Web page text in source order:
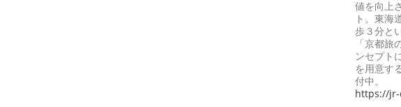
値を向上
ト。東海
歩３分と
「京都旅
ンセプト
を用意す
付中。
https://